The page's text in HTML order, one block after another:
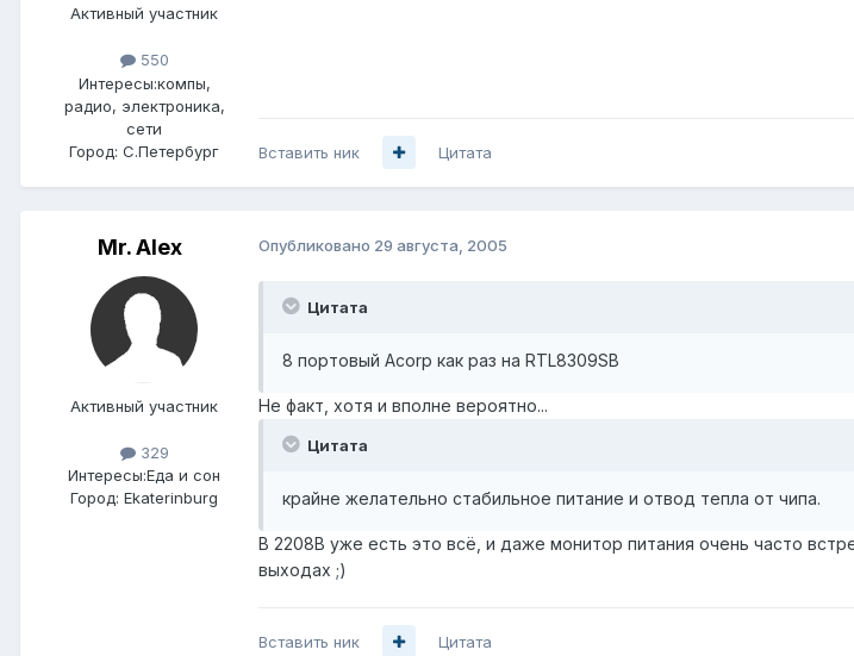
Активный участник
550
Интересы:компы,
радио, электроника,
сети
Город: С.Петербург Вставить ник Цитата
Mr. Alex
Активный участник
329
Интересы:Еда и сон
Город: Ekaterinburg
Опубликовано 29 августа, 2005
Цитата
8 портовый Acorp как раз на RTL8309SB
Не факт, хотя и вполне вероятно...
Цитата
крайне желательно стабильное питание и отвод тепла от чипа.
В 2208В уже есть это всё, и даже монитор питания очень часто
выходах ;)
Вставить ник Цитата